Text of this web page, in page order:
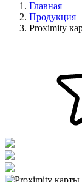
Главная
Продукция
Proximity